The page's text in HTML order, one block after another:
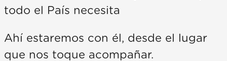
todo el País necesita
Ahí estaremos con él, desde el lugar
que nos toque acompañar.